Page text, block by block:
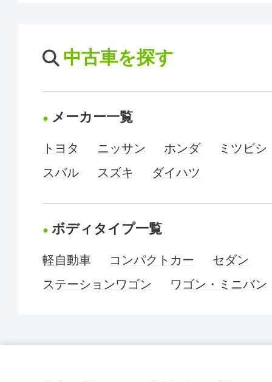
中古車を探す
メーカー一覧
トヨタ ニッサン ホンダ
ミツビシ
スバル
スズキ ダイハツ
ボディタイプ一覧
軽自動車 コンパクトカー
セダン
ステーションワゴン
ワゴン・ミニバン